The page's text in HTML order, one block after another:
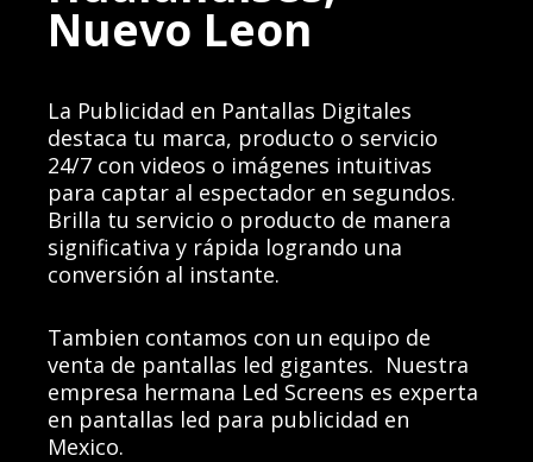
Nuevo Leon
La Publicidad en Pantallas Digitales
destaca tu marca, producto o servicio
24/7 con videos o imágenes intuitivas
para captar al espectador en segundos.
Brilla tu servicio o producto de manera
significativa y rápida logrando una
conversión al instante.
Tambien contamos con un equipo de
venta de pantallas led gigantes. Nuestra
empresa hermana Led Screens es experta
en pantallas led para publicidad en
Mexico.